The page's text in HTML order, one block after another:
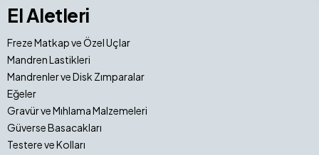
El Aletleri
Freze Matkap ve Özel Uçlar
Mandren Lastikleri
Mandrenler ve Disk Zımparalar
Eğeler
Gravür ve Mıhlama Malzemeleri
Güverse Basacakları
Testere ve Kolları